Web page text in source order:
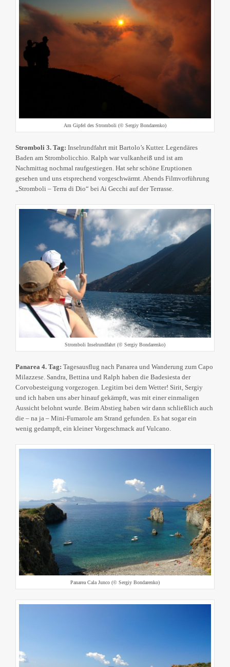
Am Gipfel des Stromboli (© Sergiy Bondarenko)
Stromboli 3. Tag: Inselrundfahrt mit Bartolo’s Kutter. Legendäres
Baden am Strombolicchio. Ralph war vulkanheiß und ist am
Nachmittag nochmal raufgestiegen. Hat sehr schöne Eruptionen
gesehen und uns etsprechend vorgeschwärmt. Abends Filmvorführung
„Stromboli – Terra di Dio“ bei Ai Gecchi auf der Terrasse.
Stromboli Inselrundfahrt (© Sergiy Bondarenko)
Panarea 4. Tag: Tagesausflug nach Panarea und Wanderung zum Capo
Milazzese. Sandra, Bettina und Ralph haben die Badesiesta der
Corvobesteigung vorgezogen. Legitim bei dem Wetter! Sirit, Sergiy
und ich haben uns aber hinauf gekämpft, was mit einer einmaligen
Aussicht belohnt wurde. Beim Abstieg haben wir dann schließlich auch
die – na ja – Mini-Fumarole am Strand gefunden. Es hat sogar ein
wenig gedampft, ein kleiner Vorgeschmack auf Vulcano.
Panarea Cala Junco (© Sergiy Bondarenko)